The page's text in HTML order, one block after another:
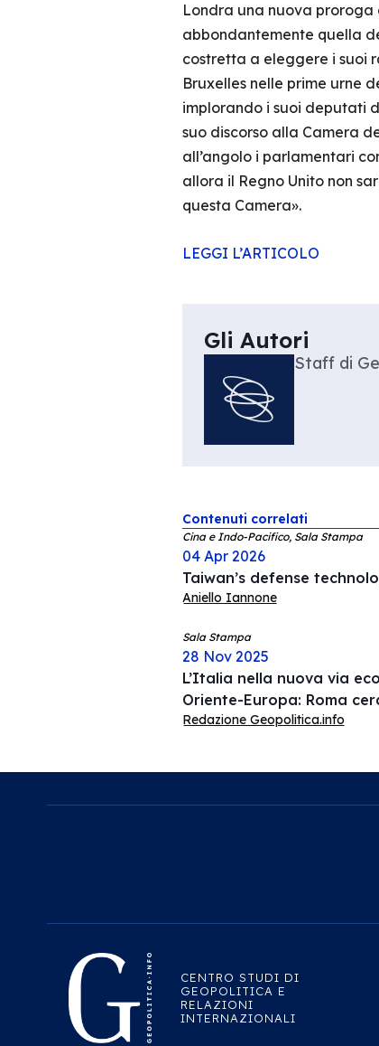
Londra una nuova
abbondantemente quella
costretta a eleggere i suoi
Bruxelles nelle prime urne
implorando i suoi deputati
suo discorso alla Camera
all’angolo i parlamentari
allora il Regno Unito non
questa Camera».
LEGGI L’ARTICOLO
Gli Autori
Staff di
Contenuti correlati
Cina e Indo-Pacifico, Sala Stampa
04 Apr 2026
Taiwan’s defense
Aniello Iannone
Sala Stampa
28 Nov 2025
L’Italia nella nuova via
Oriente-Europa: Roma
Redazione Geopolitica.info
CENTRO STUDI DI
GEOPOLITICA E
RELAZIONI
INTERNAZIONALI